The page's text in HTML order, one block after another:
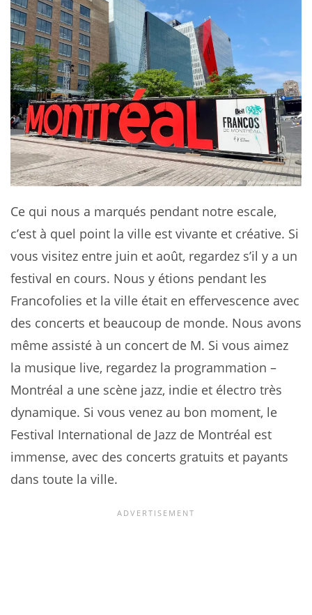
Ce qui nous a marqués pendant notre escale,
c’est à quel point la ville est vivante et créative. Si
vous visitez entre juin et août, regardez s’il y a un
festival en cours. Nous y étions pendant les
Francofolies et la ville était en effervescence avec
des concerts et beaucoup de monde. Nous avons
même assisté à un concert de M. Si vous aimez
la musique live, regardez la programmation –
Montréal a une scène jazz, indie et électro très
dynamique. Si vous venez au bon moment, le
Festival International de Jazz de Montréal est
immense, avec des concerts gratuits et payants
dans toute la ville.